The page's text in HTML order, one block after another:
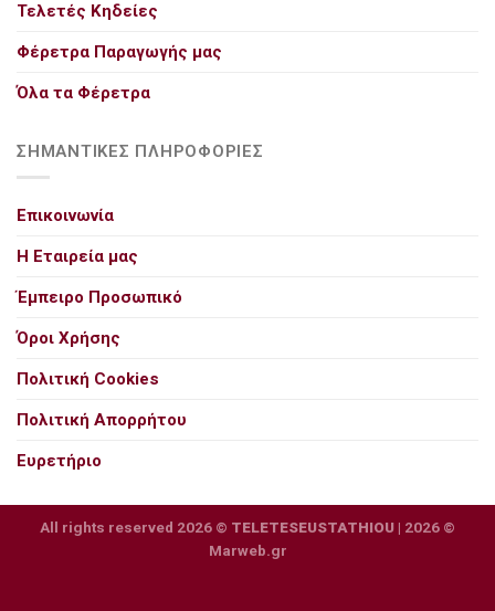
Τελετές Κηδείες
Φέρετρα Παραγωγής μας
Όλα τα Φέρετρα
ΣΗΜΑΝΤΙΚΕΣ ΠΛΗΡΟΦΟΡΙΕΣ
Επικοινωνία
Η Εταιρεία μας
Έμπειρο Προσωπικό
Όροι Χρήσης
Πολιτική Cookies
Πολιτική Απορρήτου
Ευρετήριο
All rights reserved 2026 © TELETESEUSTATHIOU | 2026 ©
Marweb.gr